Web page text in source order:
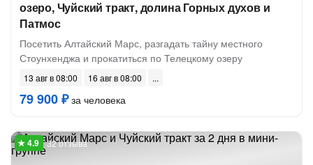
озеро, Чуйский тракт, долина Горных духов и
Патмос
Посетить Алтайский Марс, разгадать тайну местного
Стоунхенджа и прокатиться по Телецкому озеру
13 авг в 08:00 16 авг в 08:00
79 900 ₽за человека
32 отзыва